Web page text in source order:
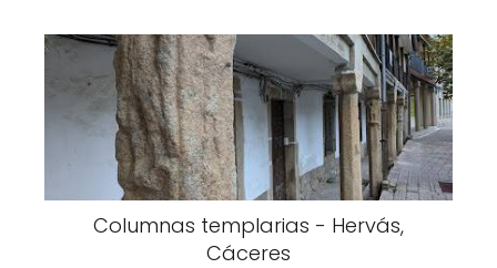
Columnas templarias - Hervás,
Cáceres